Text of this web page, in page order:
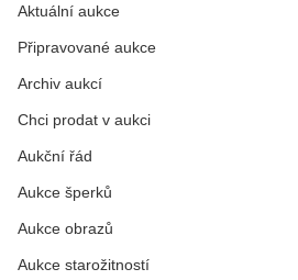
Aktuální aukce
Připravované aukce
Archiv aukcí
Chci prodat v aukci
Aukční řád
Aukce šperků
Aukce obrazů
Aukce starožitností